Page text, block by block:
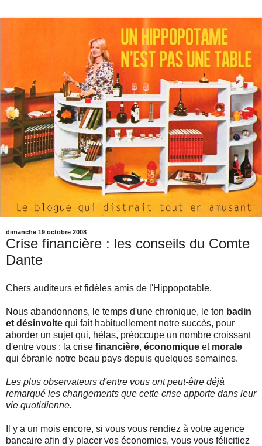
dimanche 19 octobre 2008
Crise financière : les conseils du Comte
Dante
Chers auditeurs et fidèles amis de l'Hippopotable,
Nous abandonnons, le temps d'une chronique, le ton badin
et désinvolte qui fait habituellement notre succès, pour
aborder un sujet qui, hélas, préoccupe un nombre croissant
d'entre vous : la crise financière, économique et morale
qui ébranle notre beau pays depuis quelques semaines.
Les plus observateurs d'entre vous ont peut-être déjà
remarqué les changements que cette crise apporte dans leur
vie quotidienne.
Il y a un mois encore, si vous vous rendiez à votre agence
bancaire afin d'y placer vos économies, vous vous félicitiez